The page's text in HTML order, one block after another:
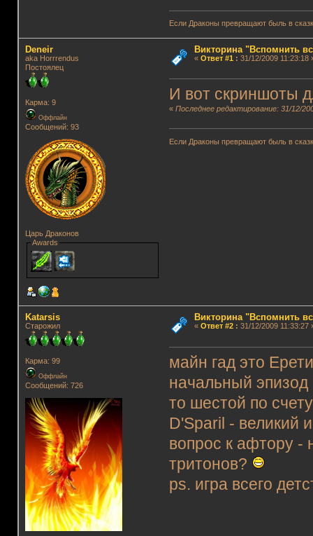
Если Драконы превращают быль в
Deneir
aka Horrrendus
Постоялец
Карма: 9
Оффлайн
Сообщений: 93
Царь Драконов
Awards
Викторина "Вспомнить
« Ответ #1 : 31/12/2009 11:23:18
И вот скриншоты
«Последнее редактирование: 31/12/
Если Драконы превращают быль в
Katarsis
Старожил
Карма: 99
Оффлайн
Сообщений: 726
Викторина "Вспомнить
« Ответ #2: 31/12/2009 11:33:27
майн гад это
начальный эпизод
то шестой по
D'Sparil - великий
вопрос к афтору -
тритонов?
ps. игра всего